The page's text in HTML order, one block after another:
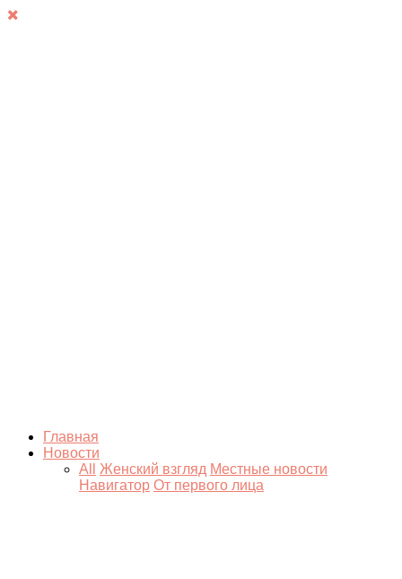
Главная
Новости
All
Женский взгляд Местные новости
Навигатор От первого лица